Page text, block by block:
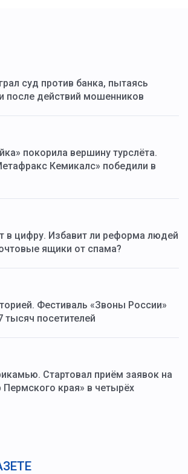
суд против банка, пытаясь
после действий мошенников
покорила вершину турслёта.
Кемикалс» победили в
в цифру. Избавит ли реформа людей
ящики от спама?
Фестиваль «Звоны России»
тысяч посетителей
Стартовал приём заявок на
Пермского края» в четырёх